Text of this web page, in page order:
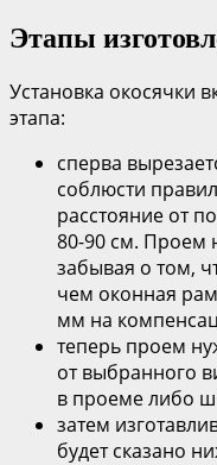
Этапы
Установка окосячки
этапа:
сперва
соблюсти
расстояние от
80-90 см. Проем
забывая о том,
чем оконная
мм на
теперь проем
от выбранного
в проеме либо
затем
будет сказано